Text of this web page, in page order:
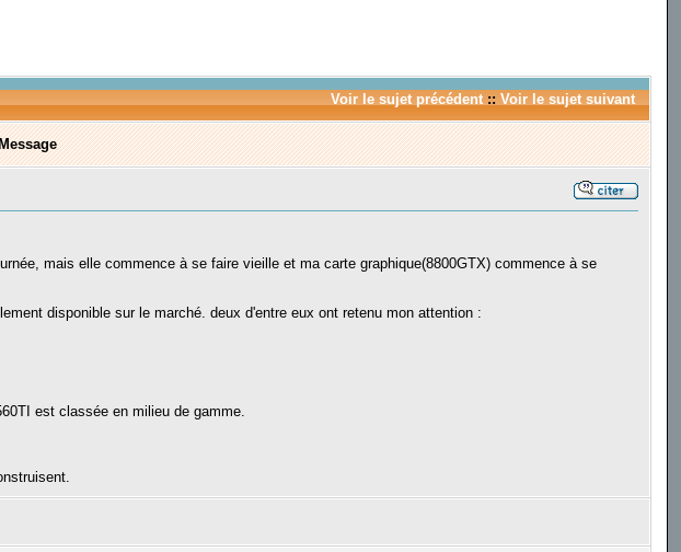
Voir le sujet précédent:: Voir le sujet suivant
mais elle commence à se faire vieille et ma carte graphique(8800GTX) commence à se
disponible sur le marché. deux d'entre eux ont retenu mon attention :
est classée en milieu de gamme.